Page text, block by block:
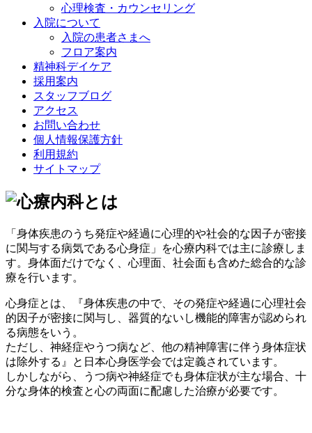
心理検査・カウンセリング
入院について
入院の患者さまへ
フロア案内
精神科デイケア
採用案内
スタッフブログ
アクセス
お問い合わせ
個人情報保護方針
利用規約
サイトマップ
「身体疾患のうち発症や経過に心理的や社会的な因子が密接
に関与する病気である心身症」
を心療内科では主に診療しま
す。身体面だけでなく、心理面、社会面も含めた総合的な診
療を行います。
心身症とは、『身体疾患の中で、その発症や経過に心理社会
的因子が密接に関与し、器質的ないし機能的障害が認められ
る病態をいう。
ただし、神経症やうつ病など、他の精神障害に伴う身体症状
は除外する』と日本心身医学会では定義されています。
しかしながら、うつ病や神経症でも身体症状が主な場合、十
分な身体的検査と心の両面に配慮した治療が必要です。